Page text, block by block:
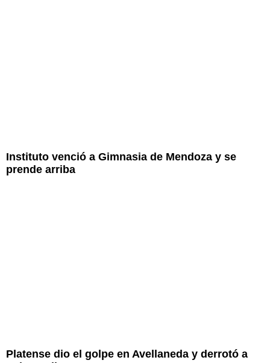
Instituto venció a Gimnasia de Mendoza y se
prende arriba
Platense dio el golpe en Avellaneda y derrotó a